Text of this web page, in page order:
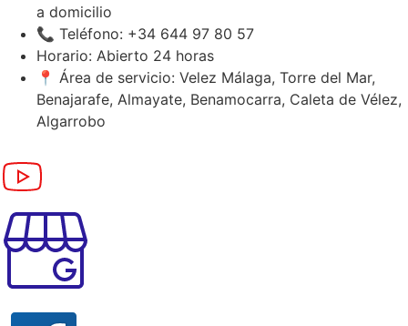
a domicilio
📞 Teléfono: +34 644 97 80 57
Horario: Abierto 24 horas
📍 Área de servicio: Velez Málaga, Torre del Mar,
Benajarafe, Almayate, Benamocarra, Caleta de Vélez,
Algarrobo